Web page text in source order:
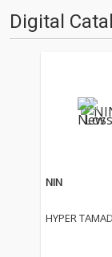
命
む
Digital
NIN
HYPER